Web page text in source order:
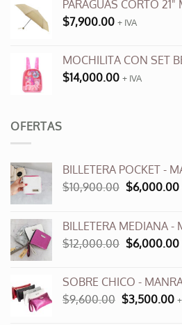
PARAGUAS CORTO
$7,900.00 + IVA
MOCHILITA CON SET
$14,000.00 + IVA
OFERTAS
BILLETERA POCKET -
$10,900.00 El
era:
$6,000.00
BILLETERA MEDIANA
$12,000.00 El
era:
$12,000.00.
$6,000.00
SOBRE CHICO -
$9,600.00 El
$3,500.00El